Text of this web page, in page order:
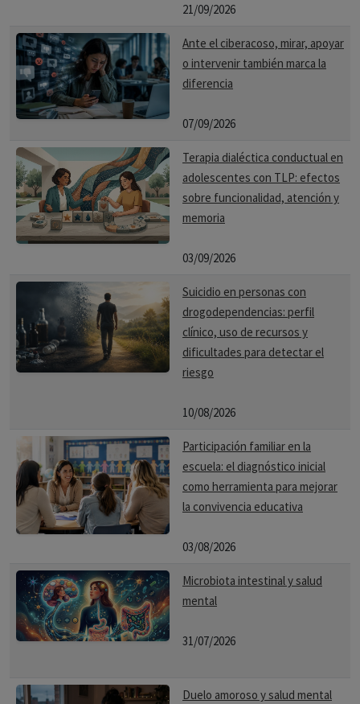
21/09/2026
Ante el ciberacoso, mirar, apoyar
o intervenir también marca la
diferencia
07/09/2026
Terapia dialéctica conductual en
adolescentes con TLP: efectos
sobre funcionalidad, atención y
memoria
03/09/2026
Suicidio en personas con
drogodependencias: perfil
clínico, uso de recursos y
dificultades para detectar el
riesgo
10/08/2026
Participación familiar en la
escuela: el diagnóstico inicial
como herramienta para mejorar
la convivencia educativa
03/08/2026
Microbiota intestinal y salud
mental
31/07/2026
Duelo amoroso y salud mental